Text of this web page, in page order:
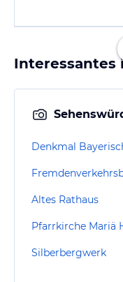
Interessantes
Altes Rathaus
Pfarrkirche Mariä
Silberbergwerk